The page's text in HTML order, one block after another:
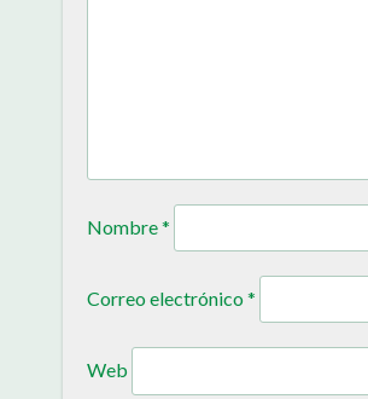
Nombre*
Correo electrónico*
Web